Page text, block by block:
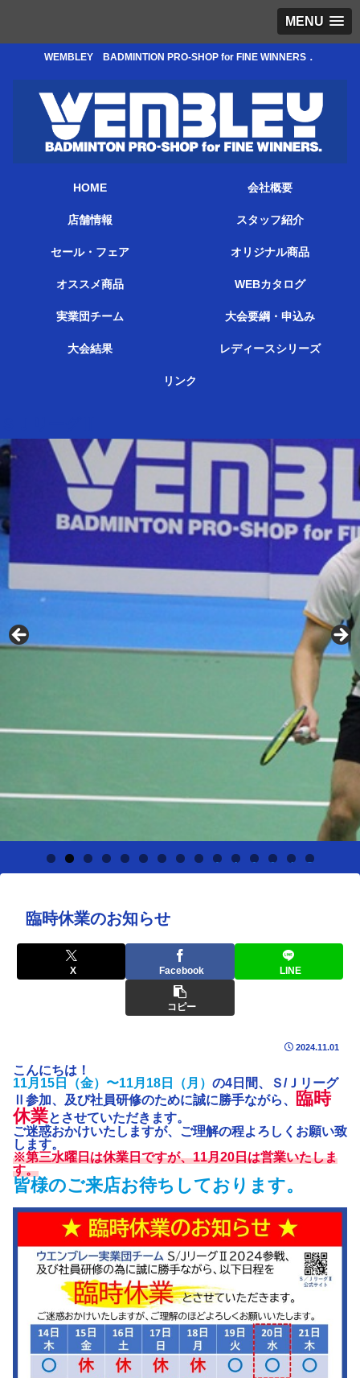
MENU
WEMBLEY BADMINTION PRO-SHOP for FINE WINNERS．
HOME 会社概要
店舗情報 スタッフ紹介
セール・フェア オリジナル商品
オススメ商品 WEBカタログ
実業団チーム 大会要綱・申込み
大会結果 レディースシリーズ
リンク
0 1 2 3 4 5
臨時休業のお知らせ
X Facebook LINE
コピー
2024.11.01
こんにちは！
11月15日（金）〜11月18日（月） の4日間、Ｓ/Ｊリーグ
Ⅱ参加、及び社員研修のために誠に勝手ながら、
臨時
休業とさせていただきます。
ご迷惑おかけいたしますが、ご理解の程よろしくお願い致
します。
※第三水曜日は休業日ですが、11月20日は営業いたしま
す。
皆様のご来店お待ちしております。